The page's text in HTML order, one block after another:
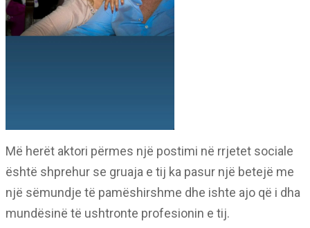
Më herët aktori përmes një postimi në rrjetet sociale
është shprehur se gruaja e tij ka pasur një betejë me
një sëmundje të pamëshirshme dhe ishte ajo që i dha
mundësinë të ushtronte profesionin e tij.